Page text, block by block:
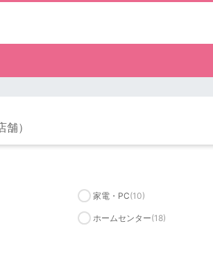
舗）
家電・PC(10)
ホームセンター(18)